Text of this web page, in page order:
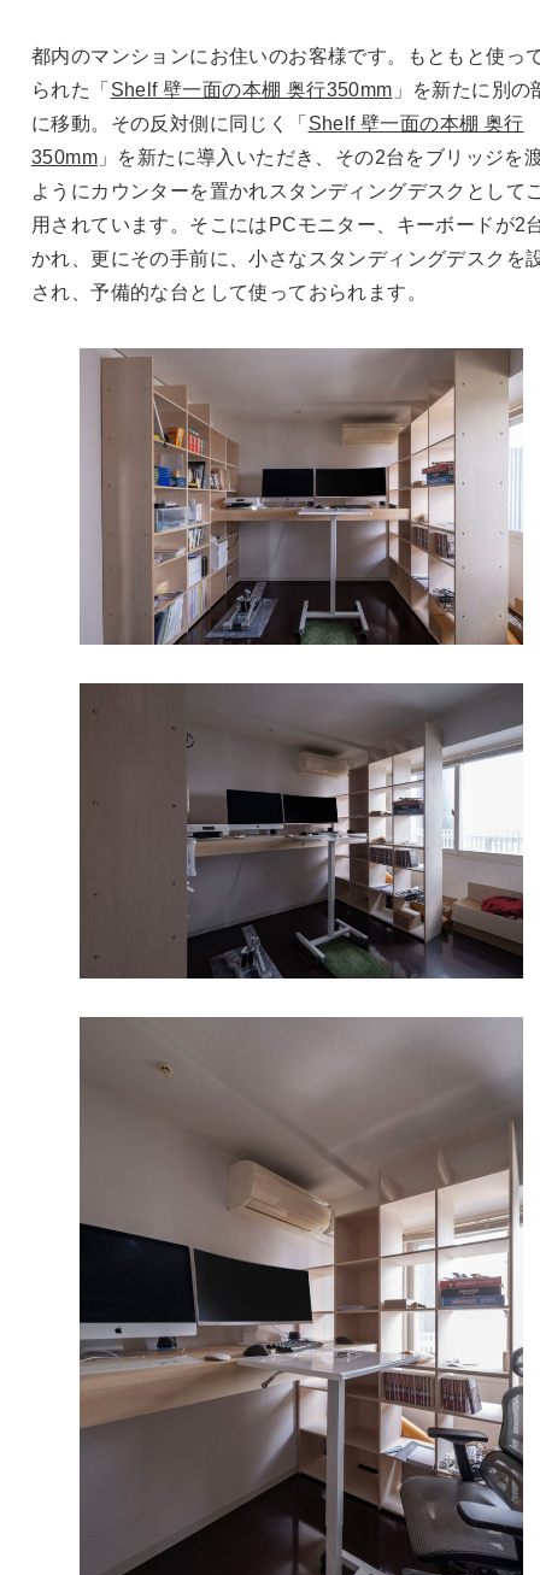
都内のマンションにお住いのお客様です。もともと使っ
られた「 Shelf 壁一面の本棚 奥行350mm 」を新たに別の
に移動。その反対側に同じく「 Shelf 壁一面の本棚 奥行
350mm」を新たに導入いただき、その2台をブリッジを
ようにカウンターを置かれスタンディングデスクとして
用されています。そこにはPCモニター、キーボードが2
かれ、更にその手前に、小さなスタンディングデスクを
され、予備的な台として使っておられます。